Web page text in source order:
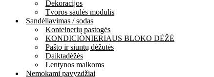
Dekoracijos
Tvoros saulės modulis
Sandėliavimas / sodas
Konteinerių pastogės
KONDICIONIERIAUS BLOKO DĖŽĖ
Pašto ir siuntų dėžutės
Daiktadėžės
Lentynos malkoms
Nemokami pavyzdžiai